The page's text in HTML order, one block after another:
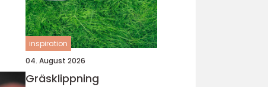
inspiration
04. August 2026
Gräsklippning